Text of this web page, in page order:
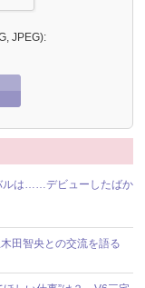
JPEG):
ルは……デビューしたばか
田智央との交流を語る